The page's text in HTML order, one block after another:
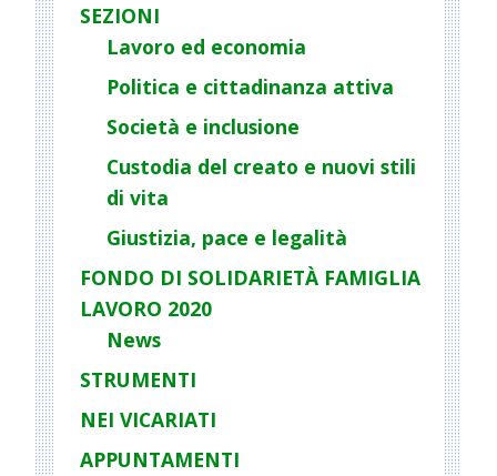
SEZIONI
Lavoro ed economia
Politica e cittadinanza attiva
Società e inclusione
Custodia del creato e nuovi stili
di vita
Giustizia, pace e legalità
FONDO DI SOLIDARIETÀ FAMIGLIA
LAVORO 2020
News
STRUMENTI
NEI VICARIATI
APPUNTAMENTI